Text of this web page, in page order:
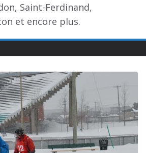
Saint-Ferdinand,
et encore plus.